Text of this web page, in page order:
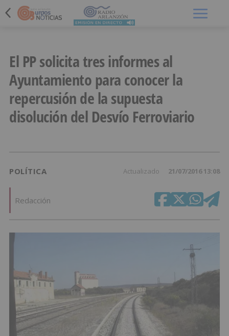
El PP solicita tres informes al
Ayuntamiento para conocer la
repercusión de la supuesta
disolución del Desvío Ferroviario
POLÍTICA Actualizado 21/07/2016 13:08
Redacción